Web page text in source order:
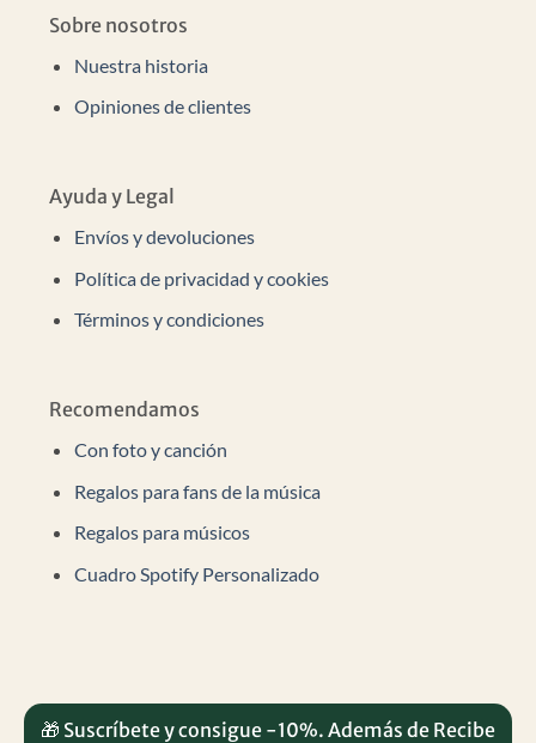
Sobre nosotros
Nuestra historia
Opiniones de clientes
Ayuda y Legal
Envíos y devoluciones
Política de privacidad y cookies
Términos y condiciones
Recomendamos
Con foto y canción
Regalos para fans de la música
Regalos para músicos
Cuadro Spotify Personalizado
🎁 Suscríbete y consigue -10%. Además de Recibe